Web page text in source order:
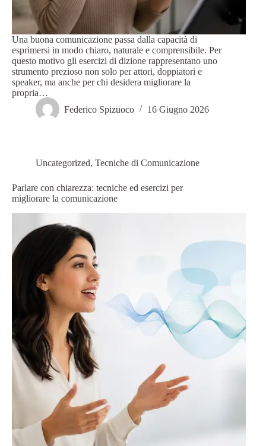
Una buona comunicazione passa dalla capacità di
esprimersi in modo chiaro, naturale e comprensibile. Per
questo motivo gli esercizi di dizione rappresentano uno
strumento prezioso non solo per attori, doppiatori e
speaker, ma anche per chi desidera migliorare la
propria…
Federico Spizuoco
16 Giugno 2026
Uncategorized, Tecniche di Comunicazione
Parlare con chiarezza: tecniche ed esercizi per
migliorare la comunicazione